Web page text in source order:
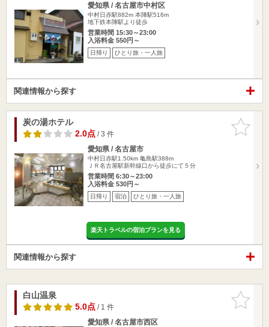
愛知県 / 名古屋市中村区
中村日赤駅882m 本陣駅516m
地下鉄本陣駅より徒歩
営業時間 15:30～23:00
入浴料金 550円～
日帰り ひとり旅・一人旅
関連情報から探す
お気に入
りに追加
炭の湯ホテル
2.0点/ 3 件
愛知県 / 名古屋市
中村日赤駅1.50km 亀島駅388m
ＪＲ名古屋駅新幹線口から徒歩にて５分
営業時間 6:30～23:00
入浴料金 530円～
日帰り 宿泊 ひとり旅・一人旅
楽天トラベルの宿泊プランを見る
関連情報から探す
お気に入
りに追加
白山温泉
5.0点/ 1 件
愛知県 / 名古屋市西区